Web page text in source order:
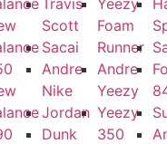
Travis
Scott
Sacai
Andre
Nike
Jordan
Dunk
Yeezy
Foam
Runner
Andre
Yeezy
Yeezy
350